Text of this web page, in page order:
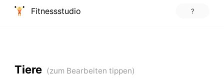
Fitnessstudio ?
Tiere